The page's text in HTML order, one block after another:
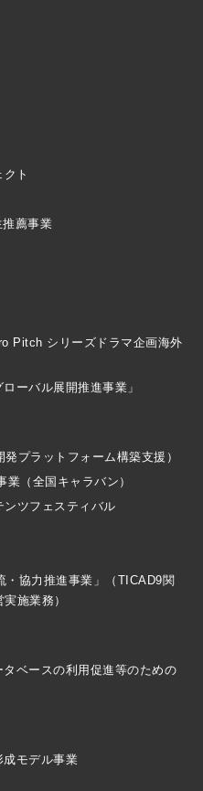
ト
薦事業
Pitch シリーズドラマ企画海外
ーバル展開推進事業」
プラットフォーム構築支援）
業（全国キャラバン）
ンツフェスティバル
・協力推進事業」（TICAD9関
施業務）
ベースの利用促進等のための
成モデル事業